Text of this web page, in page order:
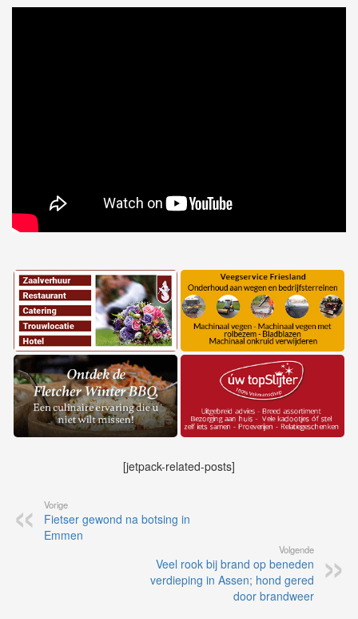
[jetpack-related-posts]
Vorige
Fietser gewond na botsing in
Emmen
Volgende
Veel rook bij brand op beneden
verdieping in Assen; hond gered
door brandweer